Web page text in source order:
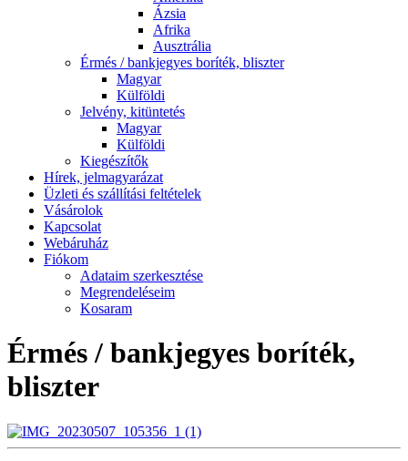
Ázsia
Afrika
Ausztrália
Érmés / bankjegyes boríték, bliszter
Magyar
Külföldi
Jelvény, kitüntetés
Magyar
Külföldi
Kiegészítők
Hírek, jelmagyarázat
Üzleti és szállítási feltételek
Vásárolok
Kapcsolat
Webáruház
Fiókom
Adataim szerkesztése
Megrendeléseim
Kosaram
Érmés / bankjegyes boríték,
bliszter